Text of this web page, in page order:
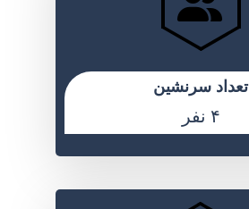
تعداد سرنشین
۴ نفر